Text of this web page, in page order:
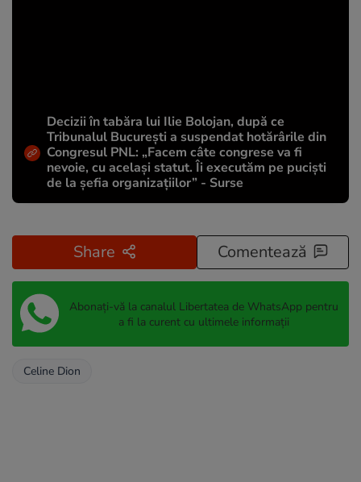
Decizii în tabăra lui Ilie Bolojan, după ce
Tribunalul București a suspendat hotărârile din
Congresul PNL: „Facem câte congrese va fi
nevoie, cu același statut. Îi executăm pe puciști
de la șefia organizațiilor” - Surse
Share Comentează
Abonați-vă la canalul Libertatea de WhatsApp pentru
a fi la curent cu ultimele informații
Celine Dion